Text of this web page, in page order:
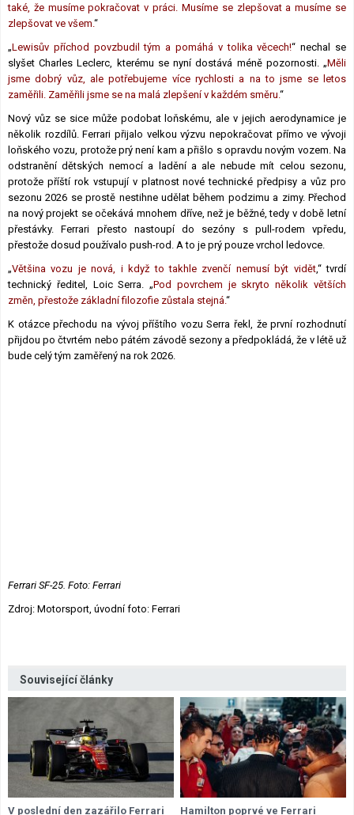
také, že musíme pokračovat v práci. Musíme se zlepšovat a musíme se
zlepšovat ve všem. “
„Lewisův příchod povzbudil tým a pomáhá v tolika věcech!“ nechal se
slyšet Charles Leclerc, kterému se nyní dostává méně pozornosti. „Měli
jsme dobrý vůz, ale potřebujeme více rychlosti a na to jsme se letos
zaměřili. Zaměřili jsme se na malá zlepšení v každém směru. “
Nový vůz se sice může podobat loňskému, ale v jejich aerodynamice je
několik rozdílů. Ferrari přijalo velkou výzvu nepokračovat přímo ve vývoji
loňského vozu, protože prý není kam a přišlo s opravdu novým vozem. Na
odstranění dětských nemocí a ladění a ale nebude mít celou sezonu,
protože příští rok vstupují v platnost nové technické předpisy a vůz pro
sezonu 2026 se prostě nestihne udělat během podzimu a zimy. Přechod
na nový projekt se očekává mnohem dříve, než je běžné, tedy v době letní
přestávky. Ferrari přesto nastoupí do sezóny s pull-rodem vpředu,
přestože dosud používalo push-rod. A to je prý pouze vrchol ledovce.
„Většina vozu je nová, i když to takhle zvenčí nemusí být vidět,“ tvrdí
technický ředitel, Loic Serra. „Pod povrchem je skryto několik větších
změn, přestože základní filozofie zůstala stejná. “
K otázce přechodu na vývoj příštího vozu Serra řekl, že první rozhodnutí
přijdou po čtvrtém nebo pátém závodě sezony a předpokládá, že v létě už
bude celý tým zaměřený na rok 2026.
Ferrari SF-25. Foto: Ferrari
Zdroj: Motorsport, úvodní foto: Ferrari
Související články
V poslední den zazářilo Ferrari Hamilton poprvé ve Ferrari